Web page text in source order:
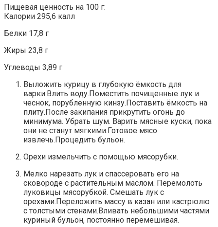
Пищевая ценность на 100 г:
Калории 295,6 калл
Белки 17,8 г
Жиры 23,8 г
Углеводы 3,89 г
Выложить курицу в глубокую ёмкость для
варки.Влить воду.Поместить почищенные лук и
чеснок, порубленную кинзу.Поставить ёмкость на
плиту.После закипания прикрутить огонь до
минимума. Убрать шум. Варить мясные куски, пока
они не станут мягкими.Готовое мясо
извлечь.Процедить бульон.
Орехи измельчить с помощью мясорубки.
Мелко нарезать лук и спассеровать его на
сковороде с растительным маслом. Перемолоть
луковицы мясорубкой. Смешать лук с
орехами.Переложить массу в казан или кастрюлю
с толстыми стенами.Вливать небольшими частями
куриный бульон, постоянно перемешивая.